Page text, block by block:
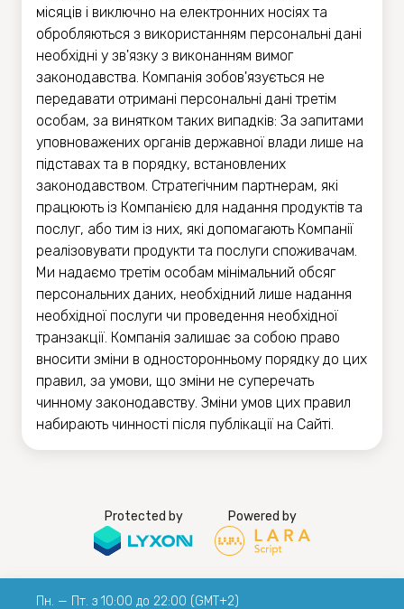
місяців і виключно на електронних носіях та
обробляються з використанням персональні дані
необхідні у зв'язку з виконанням вимог
законодавства. Компанія зобов'язується не
передавати отримані персональні дані третім
особам, за винятком таких випадків: За запитами
уповноважених органів державної влади лише на
підставах та в порядку, встановлених
законодавством. Стратегічним партнерам, які
працюють із Компанією для надання продуктів та
послуг, або тим із них, які допомагають Компанії
реалізовувати продукти та послуги споживачам.
Ми надаємо третім особам мінімальний обсяг
персональних даних, необхідний лише надання
необхідної послуги чи проведення необхідної
транзакції. Компанія залишає за собою право
вносити зміни в односторонньому порядку до цих
правил, за умови, що зміни не суперечать
чинному законодавству. Зміни умов цих правил
набирають чинності після публікації на Сайті.
Protected by Powered by
Пн. — Пт. з 10:00 до 22:00 (GMT+2)